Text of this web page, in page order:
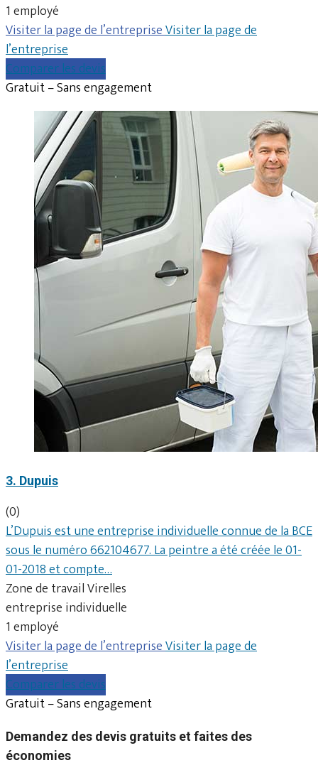
1 employé
Visiter la page de l’entrepriseVisiter la page de
l’entreprise
Comparer les devis
Gratuit – Sans engagement
3. Dupuis
(0)
L’Dupuis est une entreprise individuelle connue de la BCE
sous le numéro 662104677. La peintre a été créée le 01-
01-2018 et compte…
Zone de travail Virelles
entreprise individuelle
1 employé
Visiter la page de l’entrepriseVisiter la page de
l’entreprise
Comparer les devis
Gratuit – Sans engagement
Demandez des devis gratuits et faites des
économies